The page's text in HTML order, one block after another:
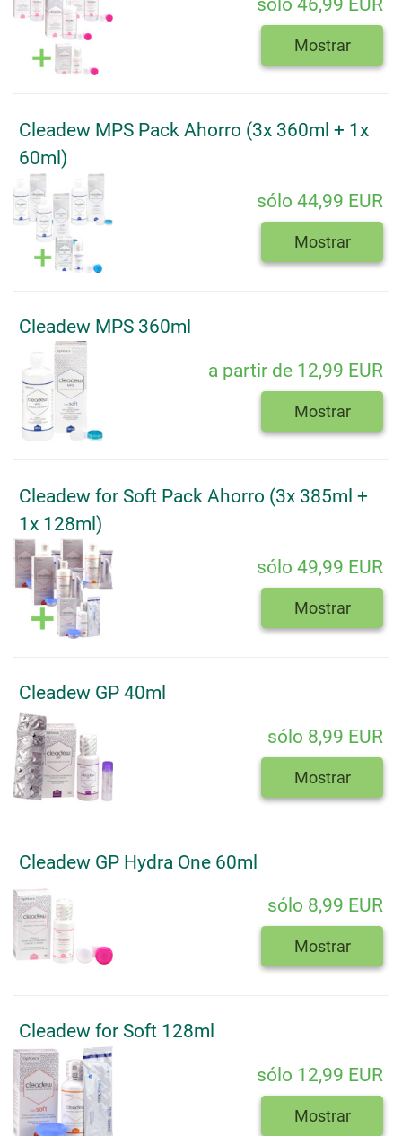
Mostrar
Cleadew MPS Pack Ahorro (3x 360ml + 1x
60ml)
sólo 44,99 EUR
Mostrar
Cleadew MPS 360ml
a partir de 12,99 EUR
Mostrar
Cleadew for Soft Pack Ahorro (3x 385ml +
1x 128ml)
sólo 49,99 EUR
Mostrar
Cleadew GP 40ml
sólo 8,99 EUR
Mostrar
Cleadew GP Hydra One 60ml
sólo 8,99 EUR
Mostrar
Cleadew for Soft 128ml
sólo 12,99 EUR
Mostrar